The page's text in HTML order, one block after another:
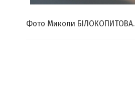
Фото Миколи БІЛОКОПИТОВА.